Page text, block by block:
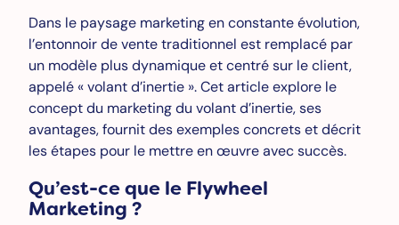
Dans le paysage marketing en constante évolution,
l’entonnoir de vente traditionnel est remplacé par
un modèle plus dynamique et centré sur le client,
appelé « volant d’inertie ». Cet article explore le
concept du marketing du volant d’inertie, ses
avantages, fournit des exemples concrets et décrit
les étapes pour le mettre en œuvre avec succès.
Qu’est-ce que le Flywheel
Marketing ?